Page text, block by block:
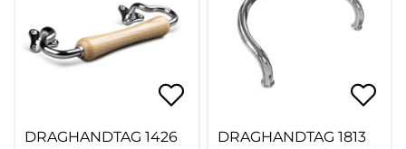
DRAGHANDTAG 1426
DRAGHANDTAG 1813